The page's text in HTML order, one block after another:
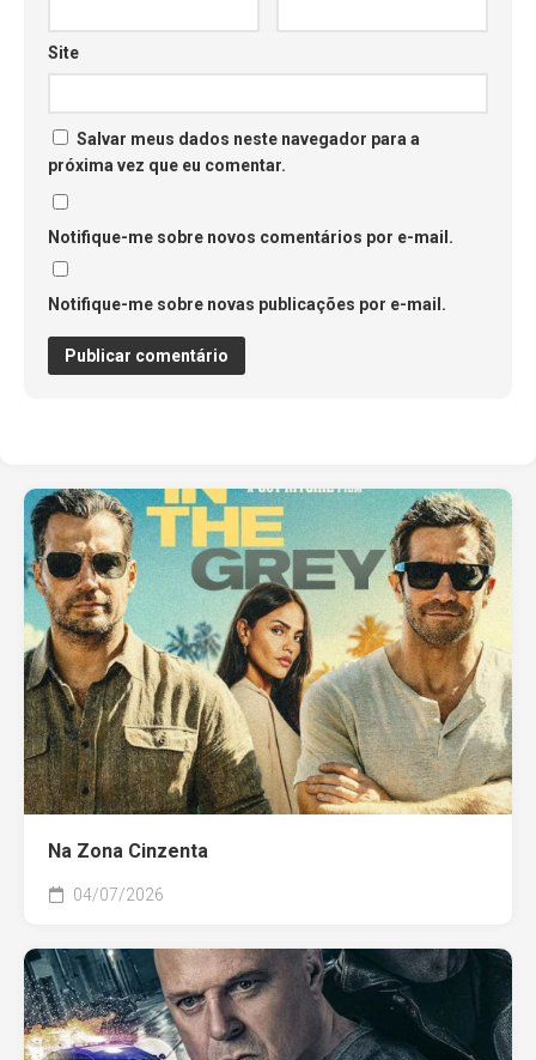
Site
Salvar meus dados neste navegador para a
próxima vez que eu comentar.
Notifique-me sobre novos comentários por e-mail.
Notifique-me sobre novas publicações por e-mail.
Na Zona Cinzenta
04/07/2026